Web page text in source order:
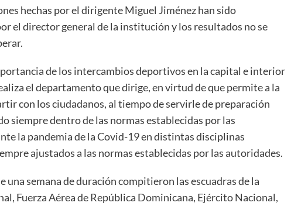
hechas por el dirigente Miguel Jiménez han sido
el director general de la institución y los resultados no se
de los intercambios deportivos en la capital e interior
el departamento que dirige, en virtud de que permite a la
con los ciudadanos, al tiempo de servirle de preparación
siempre dentro de las normas establecidas por las
la pandemia de la Covid-19 en distintas disciplinas
ajustados a las normas establecidas por las autoridades.
una semana de duración compitieron las escuadras de la
Fuerza Aérea de República Dominicana, Ejército Nacional,